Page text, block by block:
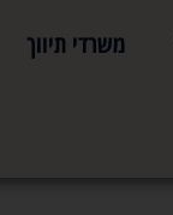
משרדי תיווך